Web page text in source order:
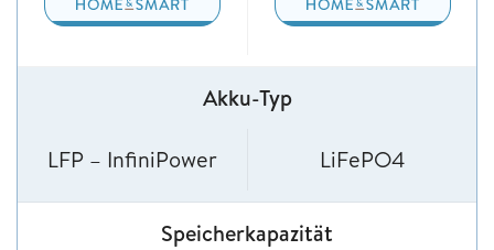
Akku-Typ
LFP – InfiniPower LiFePO4
Speicherkapazität